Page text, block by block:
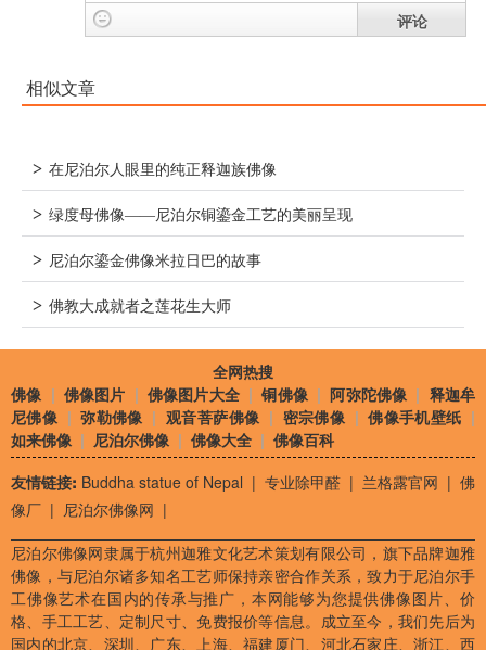
评论
相似文章
> 在尼泊尔人眼里的纯正释迦族佛像
> 绿度母佛像——尼泊尔铜鎏金工艺的美丽呈现
> 尼泊尔鎏金佛像米拉日巴的故事
> 佛教大成就者之莲花生大师
全网热搜
佛像 | 佛像图片 |佛像图片大全|铜佛像 |阿弥陀佛像 | 释迦牟
尼佛像 |弥勒佛像 |观音菩萨佛像 | 密宗佛像 |佛像手机壁纸 |
如来佛像 | 尼泊尔佛像 | 佛像大全 | 佛像百科
友情链接: Buddha statue of Nepal | 专业除甲醛 | 兰格露官网 | 佛
像厂 | 尼泊尔佛像网 |
尼泊尔佛像网隶属于杭州迦雅文化艺术策划有限公司，旗下品牌迦雅
佛像，与尼泊尔诸多知名工艺师保持亲密合作关系，致力于尼泊尔手
工佛像艺术在国内的传承与推广，本网能够为您提供佛像图片、价
格、手工工艺、定制尺寸、免费报价等信息。成立至今，我们先后为
国内的北京、深圳、广东、上海、福建厦门、河北石家庄、浙江、西